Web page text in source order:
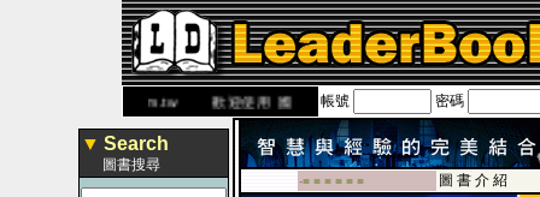
歡迎使用 國民旅遊卡！！
帳號 密碼
▼ Search
圖書搜尋
-■ ■ ■ ■ ■ ■ 圖 書 介 紹